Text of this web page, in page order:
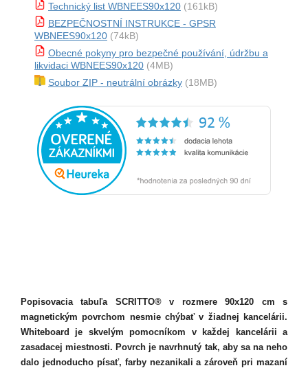
Technický list WBNEES90x120 (161kB)
BEZPEČNOSTNÍ INSTRUKCE - GPSR
WBNEES90x120 (74kB)
Obecné pokyny pro bezpečné používání, údržbu a
likvidaci WBNEES90x120 (4MB)
Soubor ZIP - neutrální obrázky (18MB)
Popisovacia tabuľa SCRITTO® v rozmere 90x120 cm s
magnetickým povrchom nesmie chýbať v žiadnej kancelárii.
Whiteboard je skvelým pomocníkom v každej kancelárii a
zasadacej miestnosti. Povrch je navrhnutý tak, aby sa na neho
dalo jednoducho písať, farby nezanikali a zároveň pri mazaní